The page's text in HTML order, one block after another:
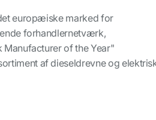
europæiske marked for
forhandlernetværk,
of the Year"
af dieseldrevne og